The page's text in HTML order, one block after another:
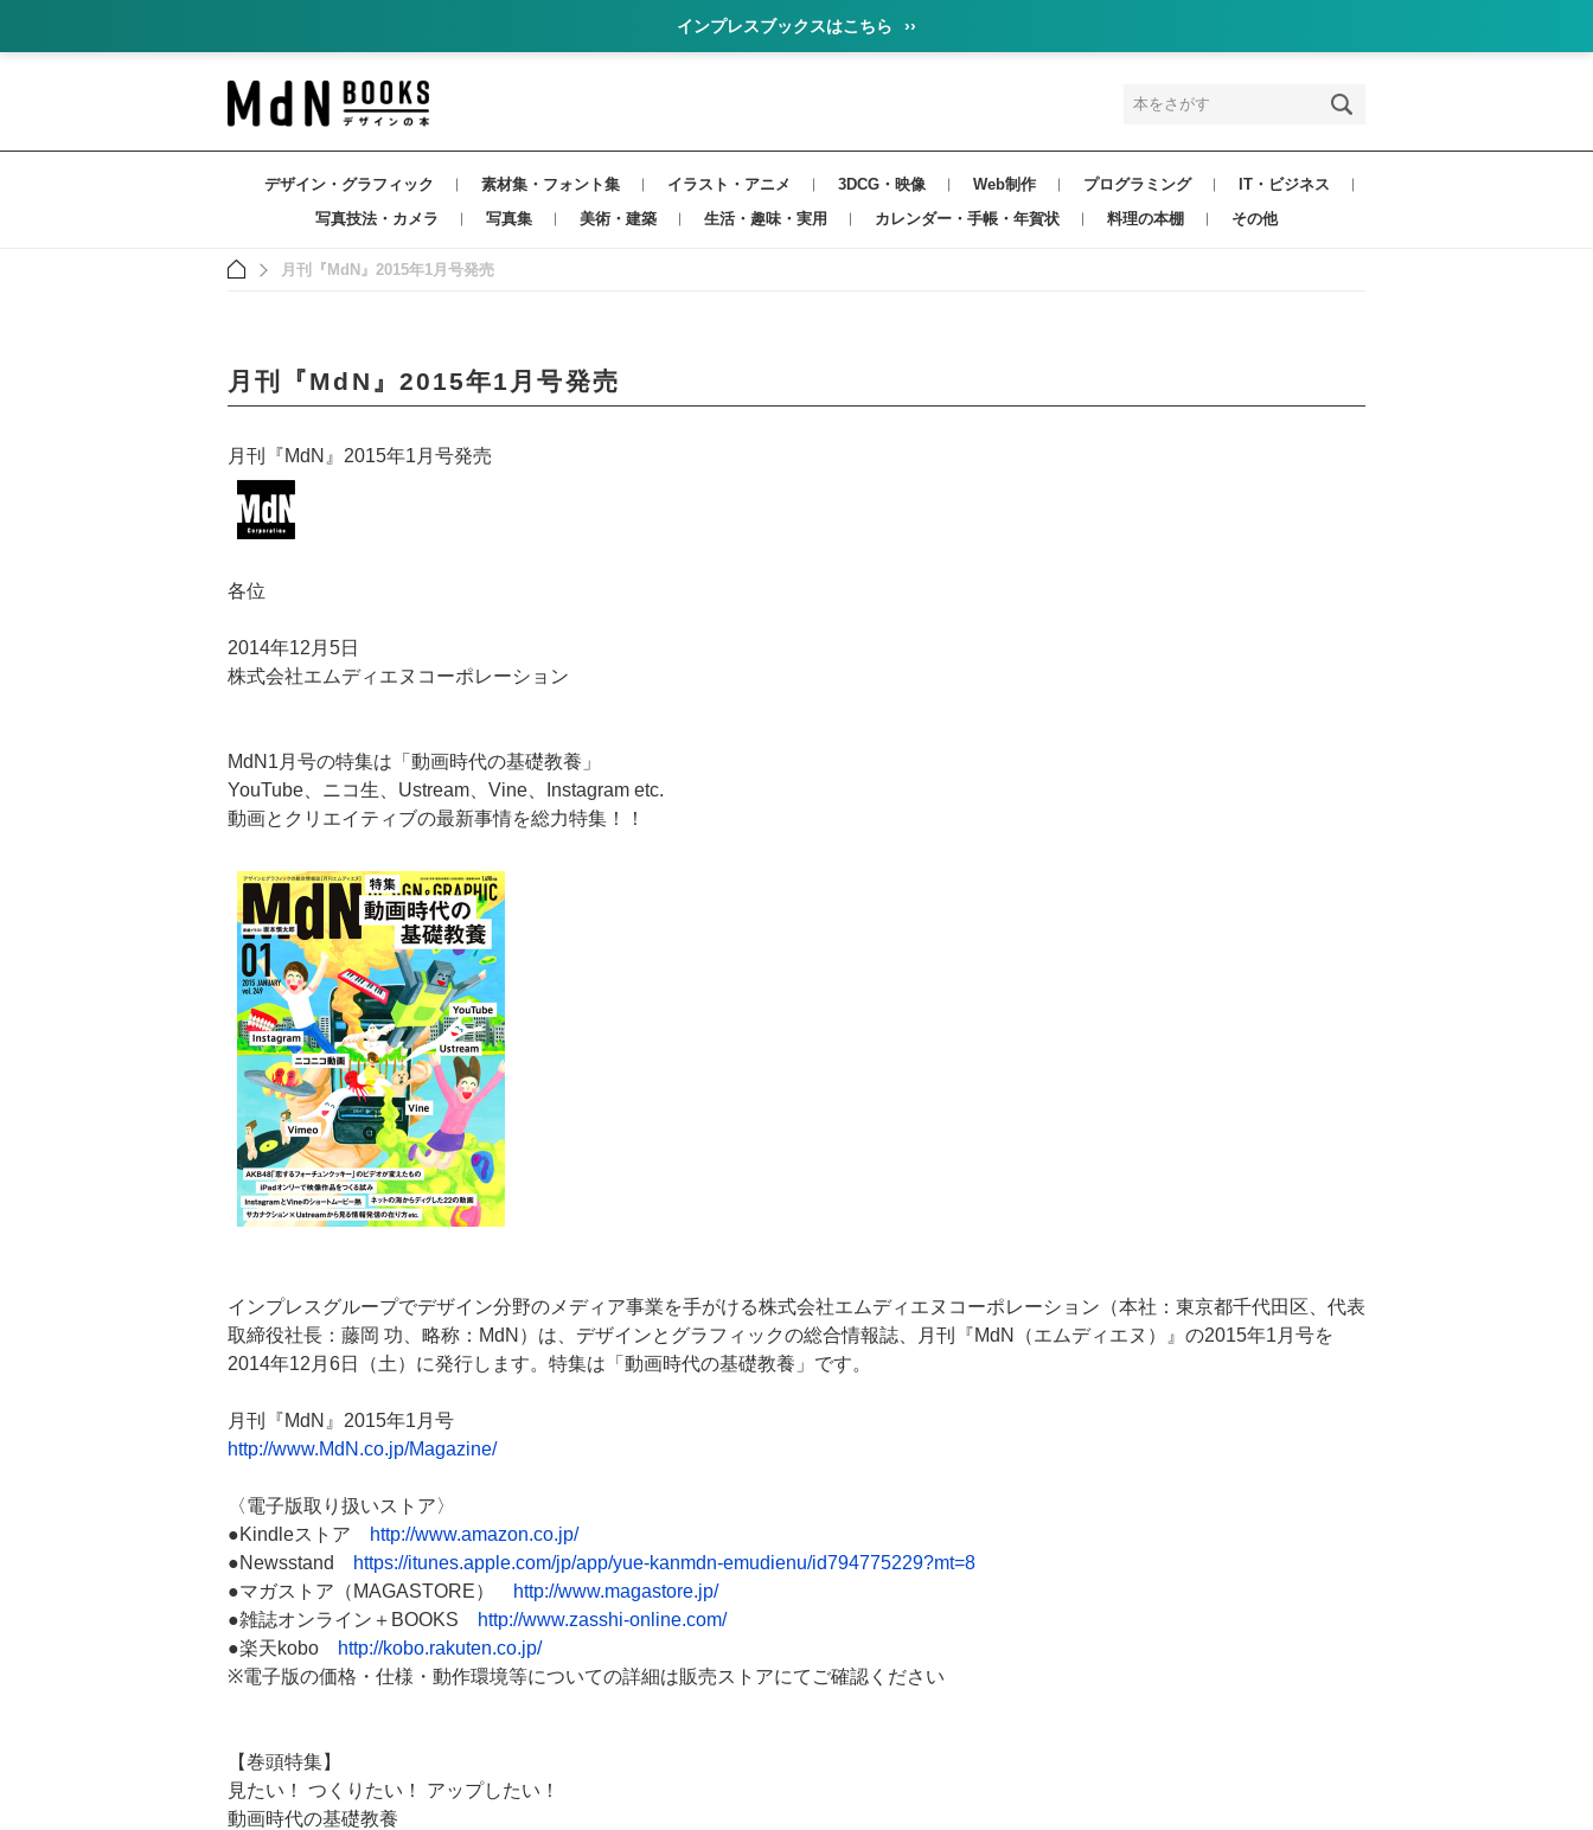
インプレスブックスはこちら ››
デザイン・グラフィック 素材集・フォント集 イラスト・アニメ 3DCG・映像 Web制作 プログラミング
IT・ビジネス
写真技法・カメラ
写真集 美術・建築 生活・趣味・実用 カレンダー・手帳・年賀状 料理の本棚 その他
月刊『MdN』2015年1月号発売
月刊『MdN』2015年1月号発売
月刊『MdN』2015年1月号発売
各位
2014年12月5日
株式会社エムディエヌコーポレーション
MdN1月号の特集は「動画時代の基礎教養」
YouTube、ニコ生、Ustream、Vine、Instagram etc.
動画とクリエイティブの最新事情を総力特集！！
インプレスグループでデザイン分野のメディア事業を手がける株式会社エムディエヌコーポレーション（本社：東京都千代田区、代表
取締役社長：藤岡 功、略称：MdN）は、デザインとグラフィックの総合情報誌、月刊『MdN（エムディエヌ）』の2015年1月号を
2014年12月6日（土）に発行します。特集は「動画時代の基礎教養」です。
月刊『MdN』2015年1月号
http://www.MdN.co.jp/Magazine/
〈電子版取り扱いストア〉
●Kindleストア
http://www.amazon.co.jp/
●Newsstand
https://itunes.apple.com/jp/app/yue-kanmdn-emudienu/id794775229?mt=8
●マガストア（MAGASTORE）
http://www.magastore.jp/
●雑誌オンライン＋BOOKS
http://www.zasshi-online.com/
●楽天kobo
http://kobo.rakuten.co.jp/
※電子版の価格・仕様・動作環境等についての詳細は販売ストアにてご確認ください
【巻頭特集】
見たい！ つくりたい！ アップしたい！
動画時代の基礎教養